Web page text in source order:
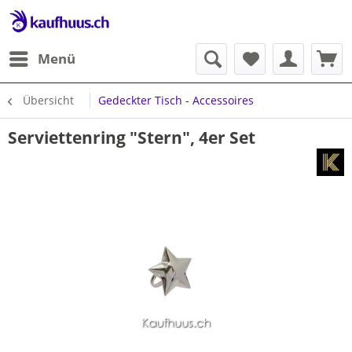
Menü
Übersicht Gedeckter Tisch - Accessoires
Serviettenring "Stern", 4er Set